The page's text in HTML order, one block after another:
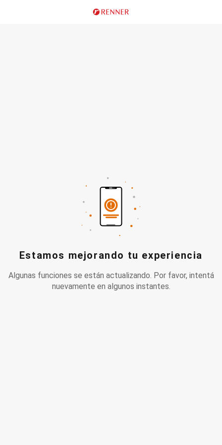
Estamos mejorando tu experiencia
Algunas funciones se están actualizando. Por favor, intentá
nuevamente en algunos instantes.